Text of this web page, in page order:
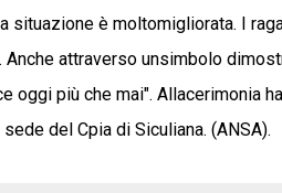
situazione è moltomigliorata. I
Anche attraverso unsimbolo
oggi più che mai". Allacerimonia
del Cpia di Siculiana. (ANSA).